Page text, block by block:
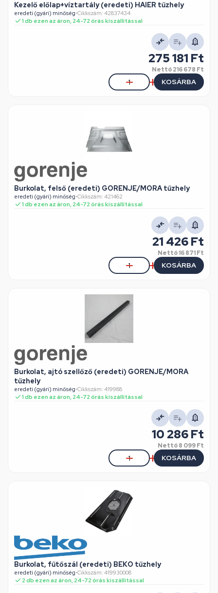
Kezelő előlap+víztartály (eredeti) HAIER tűzhely
eredeti (gyári) minőség•Cikkszám: 42837434
1 db ezen az áron, 24-72 órás kiszállítással
275 181 Ft
Nettó216 678 Ft
KOSÁRBA
Burkolat, felső (eredeti) GORENJE/MORA tűzhely
eredeti (gyári) minőség•Cikkszám: 421462
1 db ezen az áron, 24-72 órás kiszállítással
21 426 Ft
Nettó16 871 Ft
KOSÁRBA
Burkolat, ajtó szellőző (eredeti) GORENJE/MORA
tűzhely
eredeti (gyári) minőség•Cikkszám: 419988
1 db ezen az áron, 24-72 órás kiszállítással
10 286 Ft
Nettó8 099 Ft
KOSÁRBA
Burkolat, fűtőszál (eredeti) BEKO tűzhely
eredeti (gyári) minőség•Cikkszám: 419930008
2 db ezen az áron, 24-72 órás kiszállítással